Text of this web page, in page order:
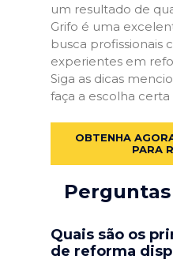
um resultado de
Grifo é uma
busca profissionais
experientes em
Siga as dicas
faça a escolha certa
OBTENHA
PARA
Quais são os
de reforma